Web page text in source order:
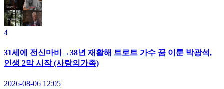
4
31세에 전신마비→38년 재활해 트로트 가수 꿈 이룬 박광석,
인생 2막 시작 (사랑의가족)
2026-08-06 12:05